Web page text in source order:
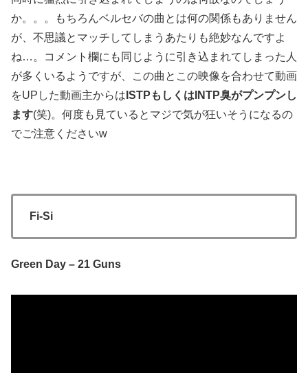
か。。。もちろんベルセバの曲とは何の関係もありません
が、不思議とマッチしてしまうあたりも絶妙なんですよ
ね…。コメント欄にも同じように引き込まれてしまった人
が多くいるようですが、この曲とこの映像を合わせて動画
をUPした動画主からは ISTPもしくはINTP臭がプンプンし
ます(笑)。何度も見ているとマジで気が狂いそうになるの
でご注意くださいw
Fi-Si
Green Day – 21 Guns